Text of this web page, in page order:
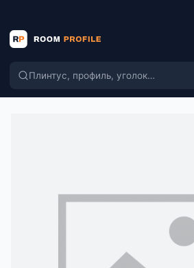
Поиск по каталогу